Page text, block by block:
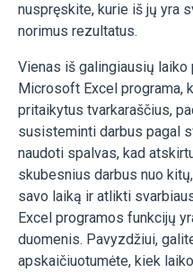
nuspręskite, kurie iš jų yra
norimus rezultatus.
Vienas iš galingiausių laiko
Microsoft Excel programa,
pritaikytus tvarkaraščius,
susisteminti darbus pagal
naudoti spalvas, kad
skubesnius darbus nuo
savo laiką ir atlikti
Excel programos funkcijų
duomenis. Pavyzdžiui,
apskaičiuotumėte, kiek